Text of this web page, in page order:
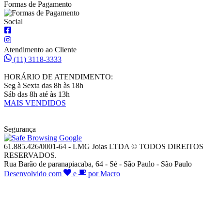
Formas de Pagamento
Social
Atendimento ao Cliente
(11) 3118-3333
HORÁRIO DE ATENDIMENTO:
Seg à Sexta das 8h às 18h
Sáb das 8h até às 13h
MAIS VENDIDOS
Segurança
61.885.426/0001-64 - LMG Joias LTDA © TODOS DIREITOS
RESERVADOS.
Rua Barão de paranapiacaba, 64 - Sé - São Paulo - São Paulo
Desenvolvido com
e por Macro